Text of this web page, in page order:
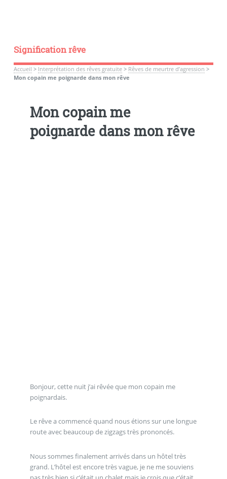
Signification rêve
Accueil > Interprétation des rêves gratuite> Rêves de meurtre d’agression >
Mon copain me poignarde dans mon rêve
Mon copain me
poignarde dans mon rêve
Bonjour, cette nuit j’ai rêvée que mon copain me
poignardais.
Le rêve a commencé quand nous étions sur une longue
route avec beaucoup de zigzags très prononcés.
Nous sommes finalement arrivés dans un hôtel très
grand. L’hôtel est encore très vague, je ne me souviens